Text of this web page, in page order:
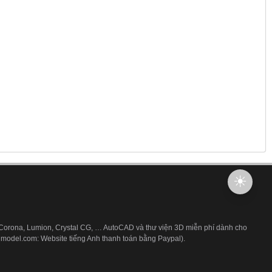
Lumion, Crystal CG, … AutoCAD và thư viện 3D miễn phí dành cho
Website tiếng Anh thanh toán bằng Paypal).